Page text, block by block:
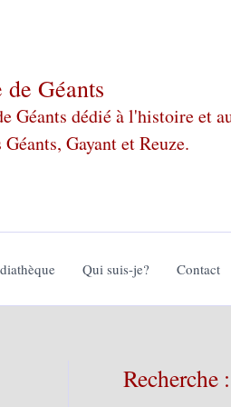
Géants
Géants dédié à l'histoire et
Gayant et Reuze.
Qui suis-je? Contact
Recherche :